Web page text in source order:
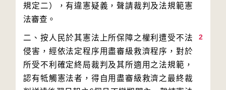
規定二），有違憲疑義，聲請裁判及法規範憲
2
二、按人民於其憲法上所保障之權利遭受不法
侵害，經依法定程序用盡審級救濟程序，對於
所受不利確定終局裁判及其所適用之法規範，
認有牴觸憲法者，得自用盡審級救濟之最終裁